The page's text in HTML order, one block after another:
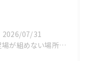
2026/07/31
足場が組めない場所でも施工可能！ロープアクセス工法の特徴と対応できる工事